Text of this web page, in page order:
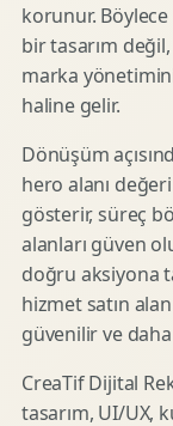
korunur. Böylece
bir tasarım
marka
haline gelir.
Dönüşüm
hero alanı
gösterir, süreç
alanları güven
doğru aksiyona
hizmet satın
güvenilir ve
CreaTif Dijital
tasarım, UI/UX,